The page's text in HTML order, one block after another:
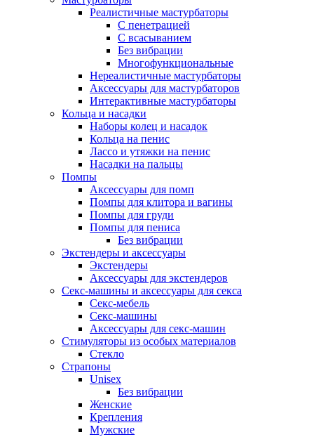
Реалистичные мастурбаторы
С пенетрацией
С всасыванием
Без вибрации
Многофункциональные
Нереалистичные мастурбаторы
Аксессуары для мастурбаторов
Интерактивные мастурбаторы
Кольца и насадки
Наборы колец и насадок
Кольца на пенис
Лассо и утяжки на пенис
Насадки на пальцы
Помпы
Аксессуары для помп
Помпы для клитора и вагины
Помпы для груди
Помпы для пениса
Без вибрации
Экстендеры и аксессуары
Экстендеры
Аксессуары для экстендеров
Секс-машины и аксессуары для секса
Секс-мебель
Секс-машины
Аксессуары для секс-машин
Стимуляторы из особых материалов
Стекло
Страпоны
Unisex
Без вибрации
Женские
Крепления
Мужские